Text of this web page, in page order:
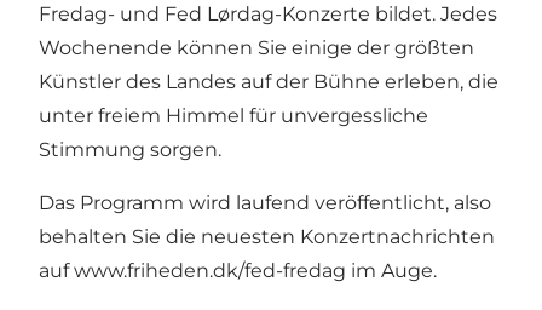
Fredag- und Fed Lørdag-Konzerte bildet. Jedes
Wochenende können Sie einige der größten
Künstler des Landes auf der Bühne erleben, die
unter freiem Himmel für unvergessliche
Stimmung sorgen.
Das Programm wird laufend veröffentlicht, also
behalten Sie die neuesten Konzertnachrichten
aufwww.friheden.dk/fed-fredag im Auge.